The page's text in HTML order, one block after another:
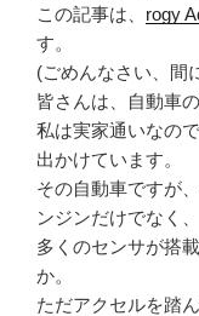
この記事は、 rogy
す。
(ごめんなさい、間
皆さんは、自動車
私は実家通いなの
出かけています。
その自動車ですが
ンジンだけでなく、
多くのセンサが搭
か。
ただアクセルを踏